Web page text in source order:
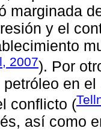
marginada
y el
2007). Por
en
conflicto (
así como